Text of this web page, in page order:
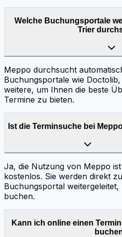
Welche Buchungsportale
Trier
Meppo durchsucht
Buchungsportale wie
weitere, um Ihnen die beste
Termine zu bieten.
Ist die Terminsuche bei
Ja, die Nutzung von Meppo
kostenlos. Sie werden direkt
Buchungsportal
buchen.
Kann ich online einen